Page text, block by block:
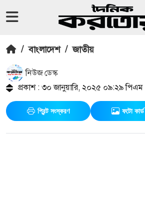
/ বাংলাদেশ / জাতীয়
নিউজ ডেস্ক
প্রকাশ : ৩০ জানুয়ারি, ২০২৫ ০৯:২৯ পিএম
প্রিন্ট সংস্করণ ফটো কার্ড